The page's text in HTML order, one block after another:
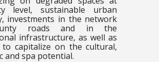
level, sustainable urban
investments in the network
roads and in the
infrastructure, as well as
to capitalize on the cultural,
and spa potential.